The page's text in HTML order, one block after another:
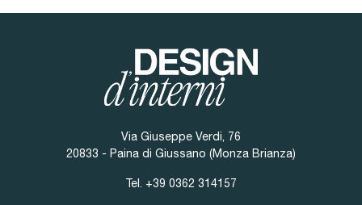
Via Giuseppe Verdi, 76
20833 - Paina di Giussano (Monza Brianza)
Tel. +39 0362 314157